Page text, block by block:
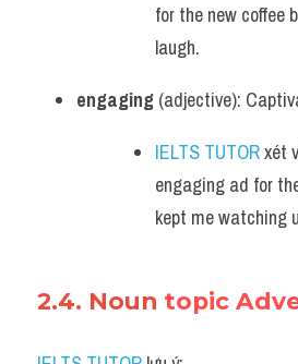
for the new coffee
laugh.
engaging (adjective):
IELTS TUTOR xét
engaging ad for
kept me watching
2.4. Noun topic